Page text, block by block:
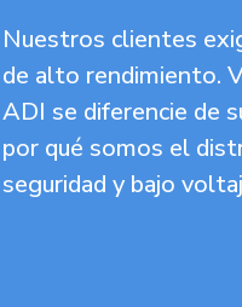
Nuestros clientes
de alto rendimiento.
ADI se diferencie de
por qué somos el
seguridad y bajo